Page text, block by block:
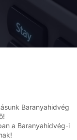
Baranyahidvég
a Baranyahidvég-i